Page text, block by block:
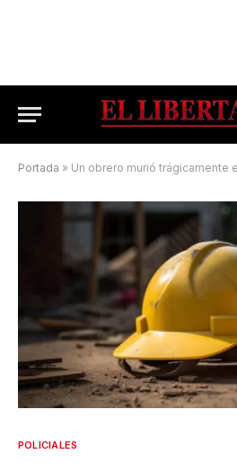
Portada » Un obrero murió trágicamente
POLICIALES